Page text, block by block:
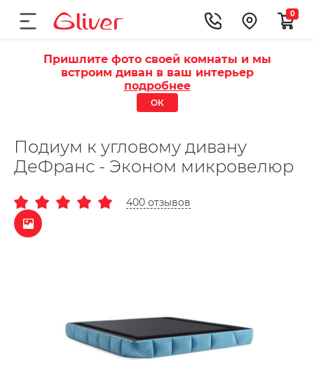
0
Пришлите фото своей комнаты и мы
встроим диван в ваш интерьер
подробнее
ОК
Подиум к угловому дивану
ДеФранс - Эконом микровелюр
400 отзывов